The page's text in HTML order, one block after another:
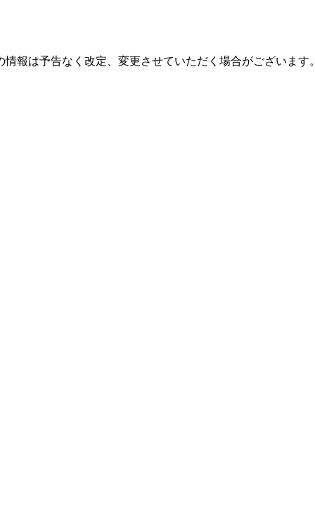
報は予告なく改定、変更させていただく場合がございます